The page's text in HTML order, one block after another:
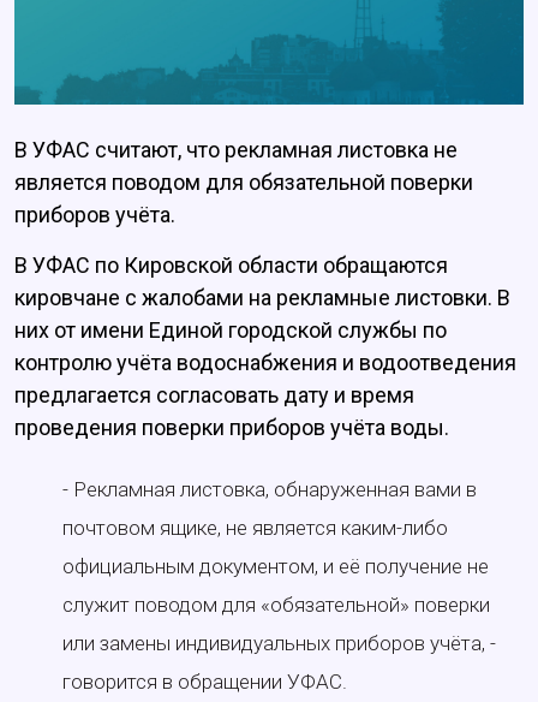
В УФАС считают, что рекламная листовка не
является поводом для обязательной поверки
приборов учёта.
В УФАС по Кировской области обращаются
кировчане с жалобами на рекламные листовки. В
них от имени Единой городской службы по
контролю учёта водоснабжения и водоотведения
предлагается согласовать дату и время
проведения поверки приборов учёта воды.
- Рекламная листовка, обнаруженная вами в
почтовом ящике, не является каким-либо
официальным документом, и её получение не
служит поводом для «обязательной» поверки
или замены индивидуальных приборов учёта, -
говорится в обращении УФАС.